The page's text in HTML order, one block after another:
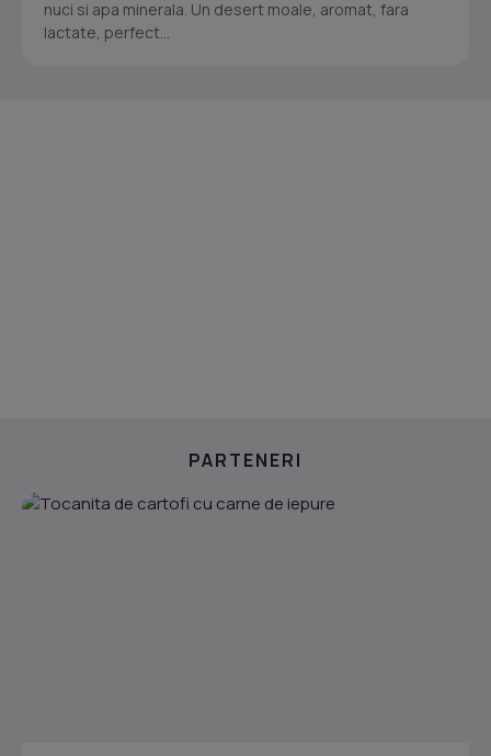
nuci si apa minerala. Un desert moale, aromat, fara
lactate, perfect...
PARTENERI